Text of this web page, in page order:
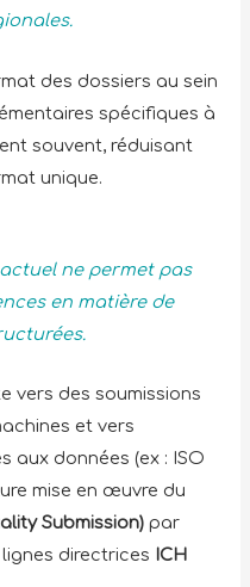
des dossiers au sein
spécifiques à
souvent, réduisant
unique.
ne permet pas
en matière de
vers des soumissions
et vers
aux données (ex : ISO
mise en œuvre du
Submission) par
directrices ICH